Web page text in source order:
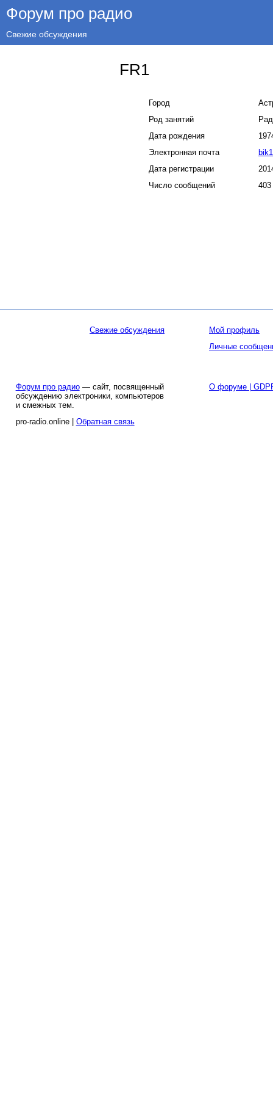
Форум про радио
Свежие обсуждения
FR1
Город
Род занятий
Дата рождения
Электронная почта
Дата регистрации
Число сообщений
403
Свежие обсуждения
Мой профиль
Личные
Форум про радио— сайт, посвященный
обсуждению электроники, компьютеров
и смежных тем.
pro-radio.online | Обратная связь
О форуме |